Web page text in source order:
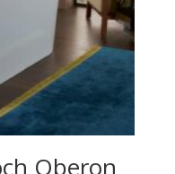
Oberon